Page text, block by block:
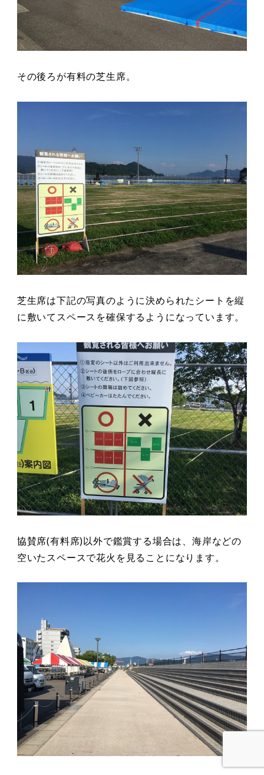
その後ろが有料の芝生席。
芝生席は下記の写真のように決められたシートを縦
に敷いてスペースを確保するようになっています。
協賛席(有料席)以外で鑑賞する場合は、海岸などの
空いたスペースで花火を見ることになります。